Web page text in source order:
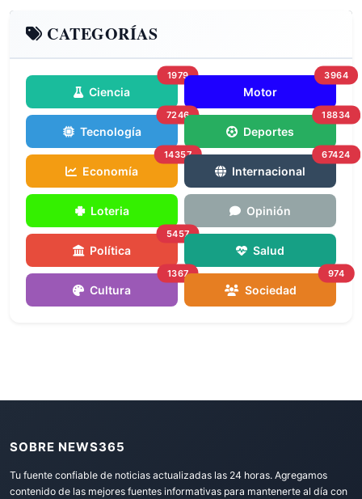
CATEGORÍAS
Ciencia
1979
Motor
3964
Tecnología
7246
Deportes
18834
Economía
14357
Internacional
67424
Loteria Opinión
Política
5457
Salud
Cultura
1367
Sociedad
974
SOBRE NEWS365
Tu fuente confiable de noticias actualizadas las 24 horas. Agregamos
contenido de las mejores fuentes informativas para mantenerte al día con